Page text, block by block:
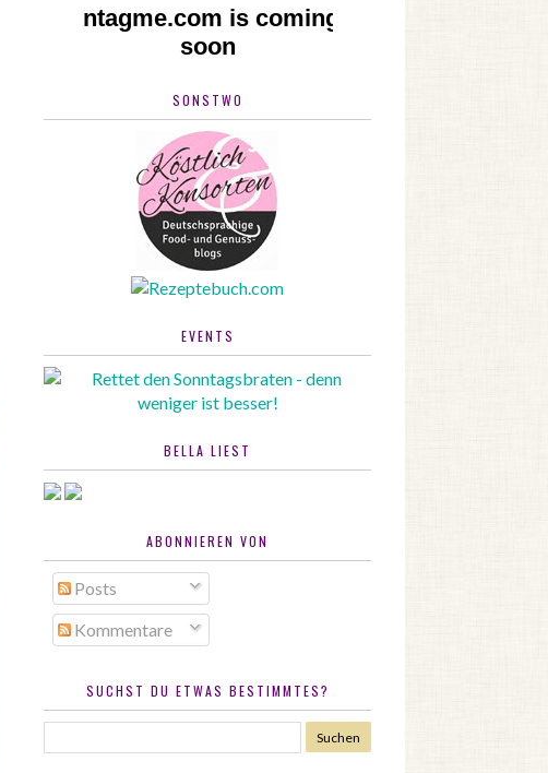
SONSTWO
EVENTS
BELLA LIEST
ABONNIEREN VON
Posts
Kommentare
SUCHST DU ETWAS BESTIMMTES?